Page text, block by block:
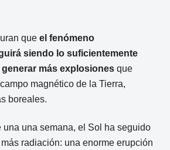
que el fenómeno
siendo lo suficientemente
más explosionesque
magnético de la Tierra,
boreales.
una una semana, el Sol ha seguido
radiación: una enorme erupción